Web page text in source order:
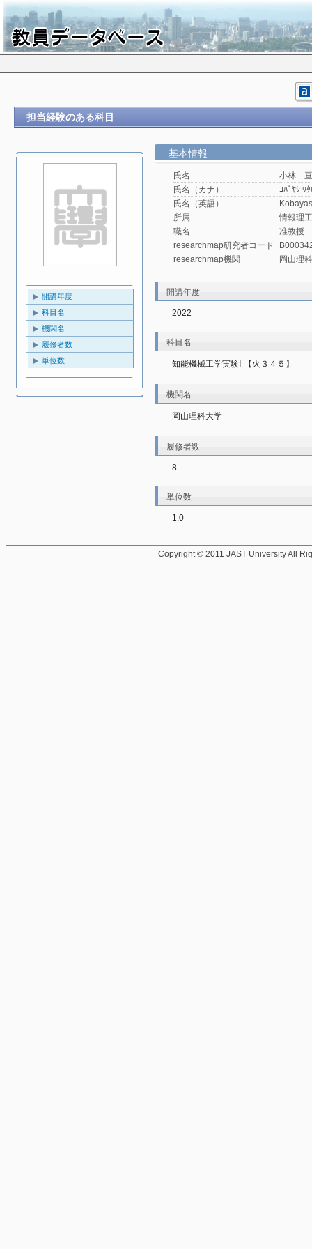
担当経験のある科目
開講年度
科目名
機関名
履修者数
単位数
基本情報
氏名
小林 亘
氏名（カナ）
ｺﾊﾞﾔｼ ﾜﾀ
氏名（英語）
所属
情報理
職名
准教授
researchmap研究者コード
researchmap機関
岡山理
開講年度
2022
科目名
知能機械工学実験Ⅰ 【火３４５】
機関名
岡山理科大学
履修者数
8
単位数
1.0